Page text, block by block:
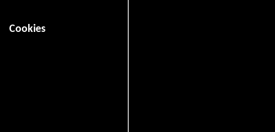
Cookies
(150 minutos).